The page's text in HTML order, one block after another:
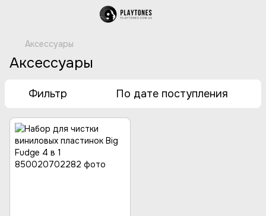
Аксессуары
Аксессуары
Фильтр По дате поступления